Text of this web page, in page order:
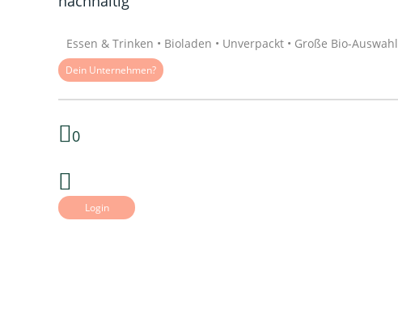
Essen & Trinken • Bioladen • Unverpackt • Große Bio-Auswahl
Dein Unternehmen?
0
Login